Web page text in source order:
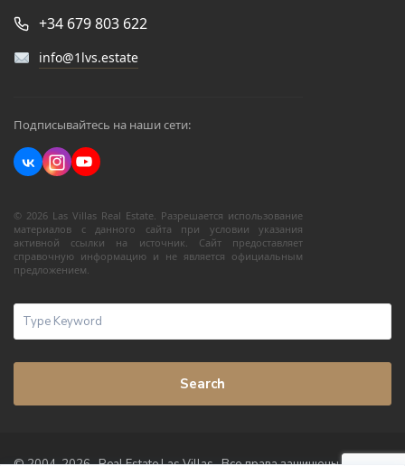
+34 679 803 622
info@1lvs.estate
Подписывайтесь на наши сети:
© 2026 Las Villas Real Estate. Разрешается использование
материалов с данного сайта при условии указания
активной ссылки на источник. Сайт предоставляет
справочную информацию и не является официальным
предложением.
Search